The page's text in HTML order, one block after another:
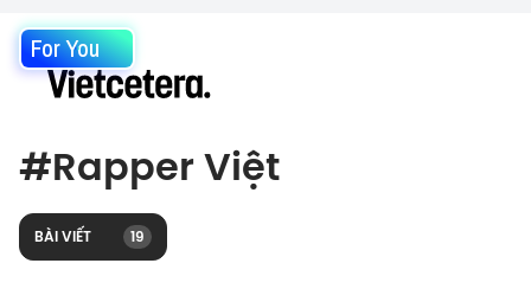
For You
#Rapper Việt
BÀI VIẾT 19